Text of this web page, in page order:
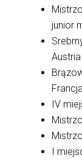
junior
IV
I